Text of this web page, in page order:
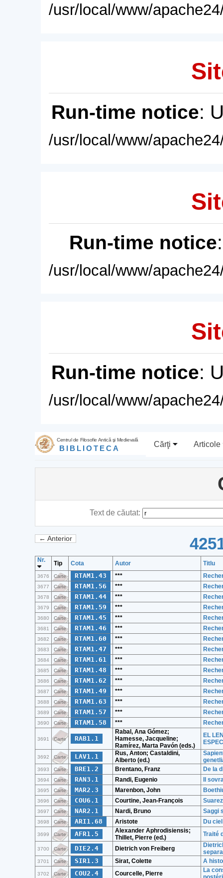
/usr/local/www/
Run-time notice:
/usr/local/www/
Run-time notice
/usr/local/www/
Run-time notice:
/usr/local/www/
Centrul de Filosofie Antică şi Medievală
BIBLIOTECA Cărţi Articole
Text de căutat:
← Anterior
Nr. Tip Cota Autor Titlu
3676 Carte RTAM1.43 ***
3677 Carte RTAM1.56 ***
3678 Carte RTAM1.44 ***
3679 Carte RTAM1.59 ***
3680 Carte RTAM1.45 ***
3681 Carte RTAM1.46 ***
3682 Carte RTAM1.60 ***
3683 Carte RTAM1.47 ***
3684 Carte RTAM1.61 ***
3685 Carte RTAM1.48 ***
3686 Carte RTAM1.62 ***
3687 Carte RTAM1.49 ***
3688 Carte RTAM1.63 ***
3689 Carte RTAM1.57 ***
3690 Carte RTAM1.58 ***
3691 Carte RAB1.1
Rabal, Ana Gómez;
Hamesse, Jacqueline;
Ramírez, Marta Pavón (eds.)
EL
3692 Carte LAV1.1
Rus, Anton; Castaldini,
Alberto (ed.)
3693 Carte BRE1.2 Brentano, Franz De la
3694 Carte RAN3.1 Randi, Eugenio Il
3695 Carte MAR2.3 Marenbon, John
3696 Carte COU6.1 Courtine, Jean-François
3697 Carte NAR2.1 Nardi, Bruno Saggi
3698 Carte ARI1.68 Aristote Du ciel
3699 Carte AFR1.5
Alexander Aphrodisiensis;
Thillet, Pierre (ed.)
Traité
3700 Carte DIE2.4 Dietrich von Freiberg
3701 Carte SIR1.3 Sirat, Colette A
3702 Carte COU2.4 Courcelle, Pierre
La